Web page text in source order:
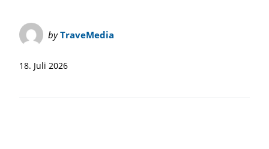
byTraveMedia
18. Juli 2026